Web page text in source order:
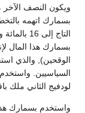
ويكون النصف
بسمارك اتهمه
بسمارك هذا المال
الوقحين), والذي
لودفيج الثاني ملك
واستخدم بسمارك